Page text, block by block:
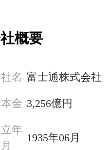
概要
名 富士通株式会社
金 3,256億円
年
月
1935年06月